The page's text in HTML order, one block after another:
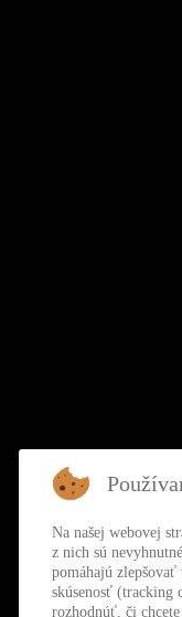
Na našej webovej
z nich sú
pomáhajú
skúsenosť (tracking
rozhodnúť, či